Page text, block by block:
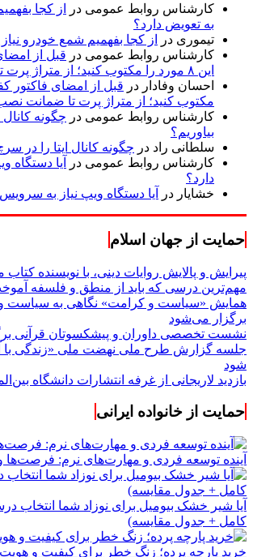
کارشناس روابط عمومی در
از کجا
به تعویض دارد؟
تیموری در
از کجا بفهمیم شمع خودرو
کارشناس روابط عمومی در قبل از
این ۸ مورد را مکتوب کنید؛ از متراژ پرت تا ضمانت نصب
احسان وفادار در
مکتوب کنید؛ از متراژ پرت تا ضمانت
کارشناس روابط عمومی در چگونه کانال
بیاوریم؟
سلطانی راد در چگونه کانال ایتا را در
کارشناس روابط عمومی در
آیا دستگاه
دارد؟
خشایار در آیا دستگاه ویپ نیاز به
حمایت از جهان اسلام
پیرایش و پالایش روایات دینی، با نویسنده کتاب
مهم‌ترین درسی که باید از منطق و فلسفه
همایش «سیاست و کرامت» نگاهی به سیاست
برگزار می‌شود
نشست تخصصی داوران و پیشکسوتان قرآنی
جلسه گزارش طرح ملی نهضت ملی «زندگی با
شود
بازدید لاریجانی از غرفه انتشارات دانشگاه
حمایت از خانواده ایرانی
آینده توسعه فردی و مهارت‌های نرم: فرصت‌ها
آیا شیر خشک بیومیل برای نوزاد شما انتخاب
کامل + جدول مقایسه)
خرید پارچه پرده؛ زنگ خطر برای کیفیت و